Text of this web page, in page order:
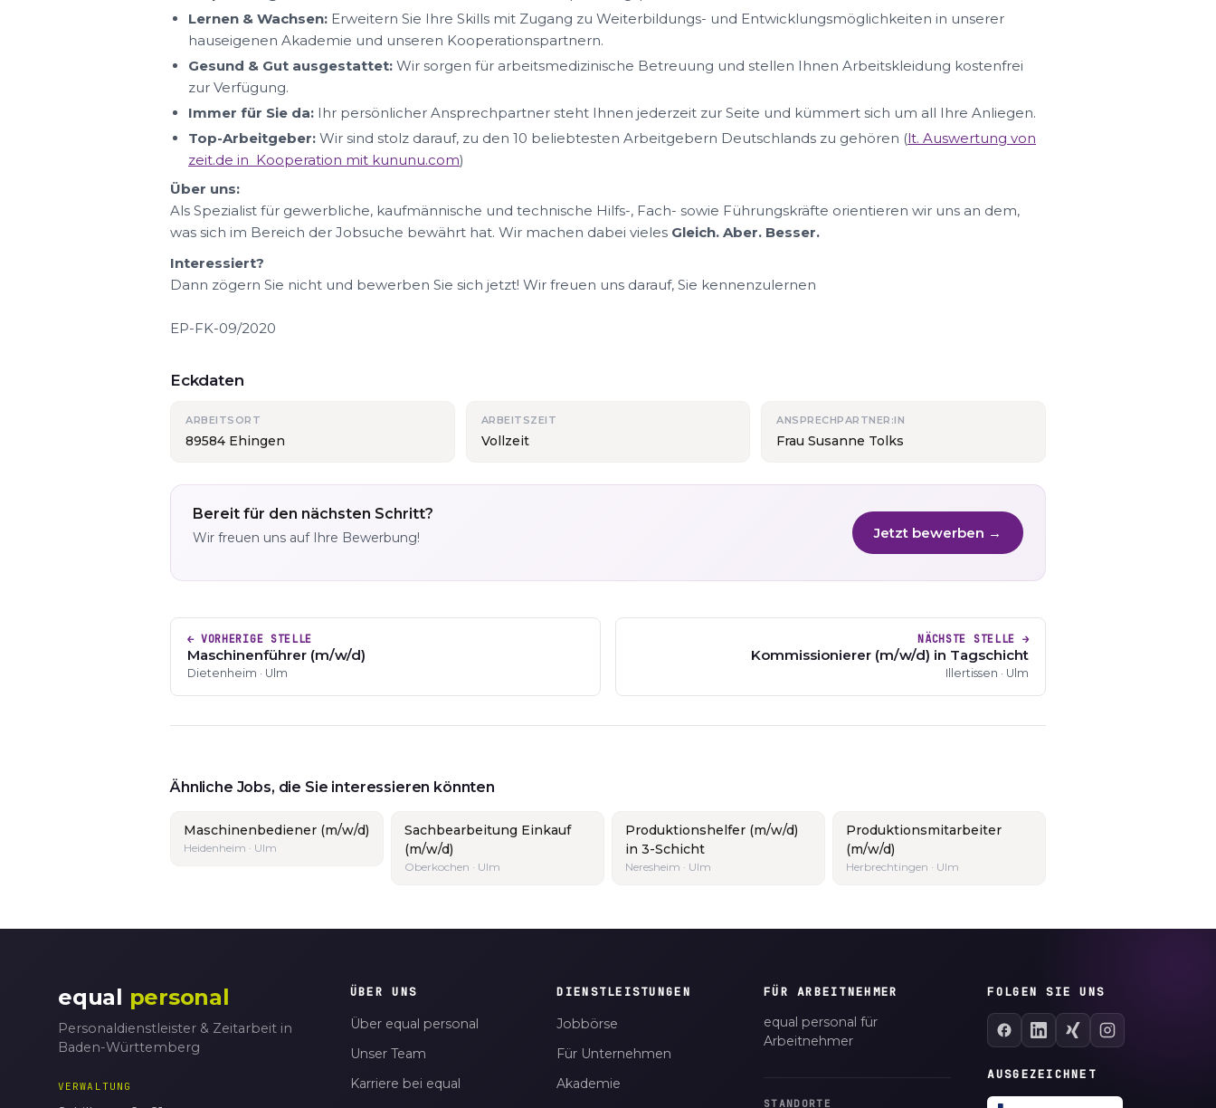
Lernen & Wachsen: Erweitern Sie Ihre Skills mit Zugang zu Weiterbildungs- und Entwicklungsmöglichkeiten in unserer
hauseigenen Akademie und unseren Kooperationspartnern.
Gesund & Gut ausgestattet: Wir sorgen für arbeitsmedizinische Betreuung und stellen Ihnen Arbeitskleidung kostenfrei
zur Verfügung.
Immer für Sie da: Ihr persönlicher Ansprechpartner steht Ihnen jederzeit zur Seite und kümmert sich um all Ihre Anliegen.
Top-Arbeitgeber: Wir sind stolz darauf, zu den 10 beliebtesten Arbeitgebern Deutschlands zu gehören (lt. Auswertung von
zeit.de in Kooperation mit kununu.com)
Über uns:
Als Spezialist für gewerbliche, kaufmännische und technische Hilfs-, Fach- sowie Führungskräfte orientieren wir uns an dem,
was sich im Bereich der Jobsuche bewährt hat. Wir machen dabei vieles Gleich. Aber. Besser.
Interessiert?
Dann zögern Sie nicht und bewerben Sie sich jetzt! Wir freuen uns darauf, Sie kennenzulernen
EP-FK-09/2020
Eckdaten
ARBEITSORT
89584 Ehingen
ARBEITSZEIT
Vollzeit
ANSPRECHPARTNER:IN
Frau Susanne Tolks
Bereit für den nächsten Schritt?
Wir freuen uns auf Ihre Bewerbung! Jetzt bewerben →
← VORHERIGE STELLE
Maschinenführer (m/w/d)
Dietenheim · Ulm
NÄCHSTE STELLE →
Kommissionierer (m/w/d) in Tagschicht
Illertissen · Ulm
Ähnliche Jobs, die Sie interessieren könnten
Maschinenbediener (m/w/d)
Heidenheim · Ulm
Sachbearbeitung Einkauf
(m/w/d)
Oberkochen · Ulm
Produktionshelfer (m/w/d)
in 3-Schicht
Neresheim · Ulm
Produktionsmitarbeiter
(m/w/d)
Herbrechtingen · Ulm
equal personal
Personaldienstleister & Zeitarbeit in
Baden-Württemberg
VERWALTUNG
ÜBER UNS
Über equal personal
Unser Team
Karriere bei equal
DIENSTLEISTUNGEN
Jobbörse
Für Unternehmen
Akademie
FÜR ARBEITNEHMER
equal personal für
Arbeitnehmer
STANDORTE
FOLGEN SIE UNS
AUSGEZEICHNET